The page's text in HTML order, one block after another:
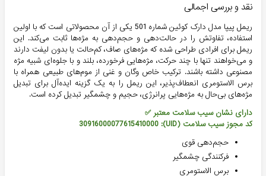
نقد و بررسی اجمالی
ریمل پیپا مدل دارک کوئین شماره 501 یکی از آن محصولاتی است که با اولین
استفاده، تفاوتش را در حالت‌دهی و حجم‌دهی به مژه‌ها ثابت می‌کند. این
ریمل برای افرادی طراحی شده که مژه‌های صاف، کم‌حالت یا بدون لیفت دارند
و می‌خواهند تنها با چند حرکت، مژه‌هایی فرخورده، بلند و با جلوه‌ای شبیه مژه
مصنوعی داشته باشند. ترکیب خاص وگان و غنی از موم‌های طبیعی همراه با
برس الاستومری انعطاف‌پذیر، این ریمل را به یک گزینه ایده‌آل برای تبدیل
مژه‌های بی‌حال به مژه‌هایی پرانرژی، حجیم و چشمگیر تبدیل کرده است.
دارای نشان سیب سلامت معتبر ✅
کد مجوز سیب سلامت (UID): 30916000077615410000
حجم‌دهی قوی
فرکنندگی چشمگیر
برس الاستومری